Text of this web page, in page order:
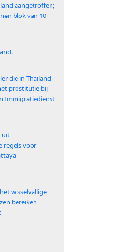
aangetroffen;
blok van 10
die in Thailand
prostitutie bij
Immigratiedienst
uit
regels voor
wisselvallige
bereiken